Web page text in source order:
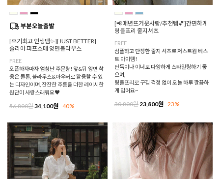
[후기최고 인생템✨][JUST BETTER]
줄리아 퍼프소매 양면블라우스
FREE
오픈하자마자 엄청난 주문량! 앞&뒤 양면 착
용은 물론, 블라우스&아우터로 활용할 수 있
는 디자인이며, 잔잔한 주름을 더한 레이시한
원단이 사랑스러워요♥
56,800원34,100원 40%
[📢매년뜨거운사랑/추천템💕]간편하게
링클프리 줄지셔츠
FREE
심플하고 단정한 줄지 셔츠로 저스트원 베스
트 아이템!
단독이나 이너로 다양하게 스타일링하기 좋
으며,
링클프리로 구김 걱정 없이 오늘 하루 깔끔하
게 입어요~
30,800원 23,800원 23%